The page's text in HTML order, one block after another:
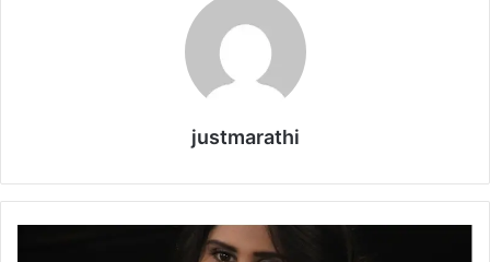
justmarathi